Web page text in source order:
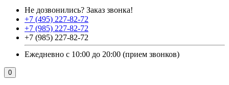
Не дозвонились? Заказ звонка!
+7 (495) 227-82-72
+7 (985) 227-82-72
+7 (985) 227-82-72
Ежедневно с 10:00 до 20:00 (прием звонков)
0